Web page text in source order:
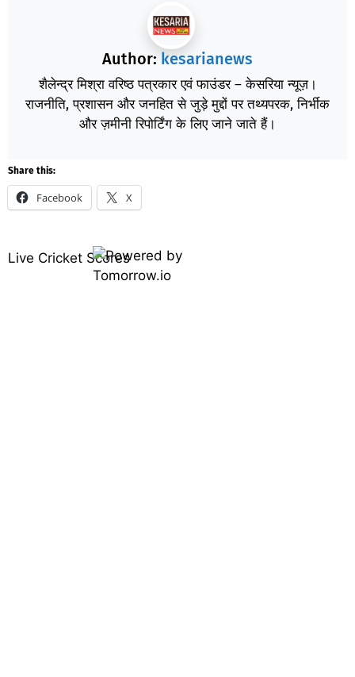
Author: kesarianews
शैलेन्द्र मिश्रा वरिष्ठ पत्रकार एवं फाउंडर – केसरिया न्यूज़।
राजनीति, प्रशासन और जनहित से जुड़े मुद्दों पर तथ्यपरक, निर्भीक
और ज़मीनी रिपोर्टिंग के लिए जाने जाते हैं।
Share this:
Facebook X
Live Cricket Scores